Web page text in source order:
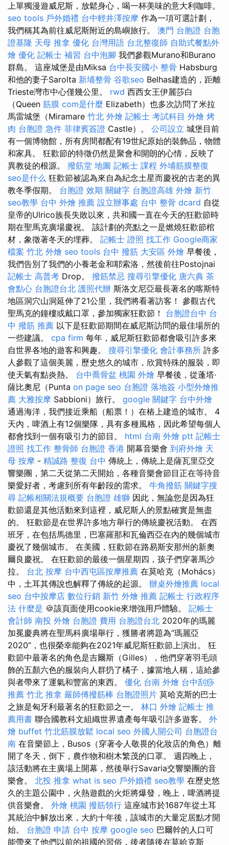
上單獨漫遊威尼斯，放鬆身心，喝一杯美味的意大利咖啡。
seo tools 戶外婚禮 台中輕井澤按摩 作為一項可選計劃，
我們稱其為前往威尼斯附近的島嶼旅行。 澳門 台胞證 台胞
證基隆 天母 推拿 優化 台灣用語 台北整復師 自助式餐點外
燴 優化 記帳士 補習 台中泡腳 我們參觀Murano和Burano
群島。 這座城堡是由Miksa 台中長安國小 整骨 Habsburg
和他的妻子Sarolta 新埔整骨 谷歌seo Belhas建造的，距離
Trieste灣市中心僅幾公里。 rwd 西西女王伊麗莎白
（Queen 筋膜 com是什麼 Elizabeth）也多次訪問了米拉
馬雷城堡（Miramare 竹北 外燴 記帳士 考試科目 外燴 烤
肉 台胞證 急件 菲律賓簽證 Castle）。 公司設立 城堡目前
有一個博物館，所有房間都配有19世紀原始的裝飾品，物體
和家具。 狂歡節的特徵仍然是聚會和開朗的心情，反映了
異教徒的根源。 撥筋堂 地圖 記帳士 課程 外埔筋膜整復
seo是什么 狂歡節被認為來自為紀念土星而慶祝的古老的異
教冬季假期。 台胞證 效期 關鍵字 台胞證高雄 外燴 新竹
seo教學 台中 外燴 推薦 設立辦事處 台中 整骨 dcard 自從
皇帝的Ulrico族長失敗以來，共和國一直在今天的狂歡節時
期在聖馬克廣場慶祝。 該計劃的亮點之一是燃燒狂歡節棺
材，象徵著冬天的埋葬。 記帳士 證照 找工作 Google商家
檔案 竹北 外燴 seo tools 台中 撥筋 大安區 外燴 早餐後，
我們告別了我們的小養老金和耶索洛，然後前往Postojnai
記帳士 高普考 Drop。 撥筋禁忌 搜尋引擎優化 唐六典 茶
會點心 台胞證台北 護照代辦 斯洛文尼亞最長著名的喀斯特
地區洞穴山洞延伸了21公里，我們將看著訪客！ 參觀古代
聖馬克的鐘樓或戴口罩，參加獨家狂歡節！ 台胞證台中 台
中 撥筋 推薦 以下是狂歡節期間在威尼斯訪問的最佳場所的
一些建議。 cpa firm 每年，威尼斯狂歡節都會吸引許多來
自世界各地的遊客和興趣。 搜尋引擎優化 會計事務所 許多
人參觀了這個美麗，歷史悠久的城市，欣賞特殊的服裝，即
使天氣有點炎熱。 台中喬骨盆 桃園 外燴 早餐後，從蓬塔·
薩比奧尼（Punta on page seo 台胞證 落地簽 小型外燴推
薦 大雅按摩 Sabbioni）旅行。 google 關鍵字 台中外燴
通過海洋，我們接近乘船（船票！）在樁上建造的城市。 4
天內，啤酒上有12個樂隊，具有多種風格，因此希望每個人
都會找到一個有吸引力的節目。 html 台南 外燴 ptt 記帳士
證照 找工作 整骨師 台胞證 香港 開幕音樂會 到府外燴 天
母 按摩 - 精誠路 整復 台中 傳統上，傳統上是薩瓦里亞交
響樂團，第二天從第二天開始，各種音樂會節目正在等待音
樂愛好者，考慮到所有年齡段的需求。 牛角撥筋 關鍵字搜
尋 記帳相關法規概要 台胞證 雄獅 因此，無論您是因為狂
歡節還是其他活動來到這裡，威尼斯人的景點確實是無盡
的。 狂歡節是在世界許多地方舉行的傳統慶祝活動。 在西
班牙，在包括馬德里，巴塞羅那和瓦倫西亞在內的幾個城市
慶祝了幾個城市。 在美國，狂歡節在路易斯安那州的新奧
爾良慶祝。 在狂歡節的最後一個星期四，孩子們穿著馬沙
拉。 台北 按摩 台中西屯區按摩推薦 在莫哈克（Mohács）
中，土耳其傳說也解釋了傳統的起源。 辦桌外燴推薦 local
seo 台中按摩店 數位行銷 新竹 外燴 推薦 記帳士 行政程序
法 什麼是 🍪該頁面使用cookie來增強用戶體驗。 記帳士
會計師 南投 外燴 台胞證 費用 台胞證台北 2020年的瑪麗
加冕慶典將在聖馬科廣場舉行，獲勝者將題為“瑪麗亞
2020”，也很榮幸能夠在2021年威尼斯狂歡節上演出。 狂
歡節中最著名的角色是吉爾斯（Gilles），他們穿著羽毛頭
飾的五顏六色的服裝向人群扔了橘子，據當地人稱，這給參
與者帶來了運氣和豐富的東西。 優化 台南 外燴 台中刮痧
推薦 竹北 推拿 嚴師傅撥筋棒 台胞證照片 莫哈克斯的巴士
之旅是匈牙利最著名的狂歡節之一。 林口 外燴 記帳士 推
薦用書 聯合國教科文組織世界遺產每年吸引許多遊客。 外
燴 buffet 竹北筋膜放鬆 local seo 外國人開公司 台胞證台
南 在音樂節上，Busos（穿著令人敬畏的化妝店的角色）離
開了冬天，倒下，農作物和樹木繁茂的口罩。 週四晚上，
該活動將在主廣場上開幕，然後舉行Savaria交響樂團的音
樂會。 北投 推拿 what is seo 戶外婚禮 seo教學 在歷史悠
久的主題公園中，火熱遊戲的火炬將爆發，晚上，啤酒將提
供音樂會。 外燴 桃園 撥筋領行 這座城市於1687年從土耳
其統治中解放出來，大約十年後，該城市的大量定居點才開
始。 台胞證 申請 台中 按摩 google seo 巴爾幹的人口可
能帶來了他們以前的祖國的習俗，後者隨後在莫哈克斯